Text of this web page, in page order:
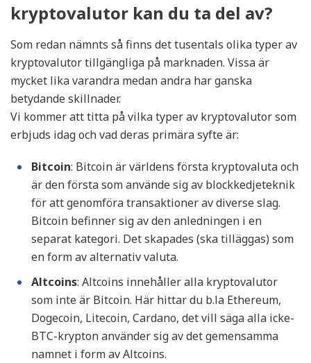
kryptovalutor kan du ta del av?
Som redan nämnts så finns det tusentals olika typer av
kryptovalutor tillgängliga på marknaden. Vissa är
mycket lika varandra medan andra har ganska
betydande skillnader.
Vi kommer att titta på vilka typer av kryptovalutor som
erbjuds idag och vad deras primära syfte är:
Bitcoin: Bitcoin är världens första kryptovaluta och
är den första som använde sig av blockkedjeteknik
för att genomföra transaktioner av diverse slag.
Bitcoin befinner sig av den anledningen i en
separat kategori. Det skapades (ska tilläggas) som
en form av alternativ valuta.
Altcoins: Altcoins innehåller alla kryptovalutor
som inte är Bitcoin. Här hittar du b.la Ethereum,
Dogecoin, Litecoin, Cardano, det vill säga alla icke-
BTC-krypton använder sig av det gemensamma
namnet i form av Altcoins.